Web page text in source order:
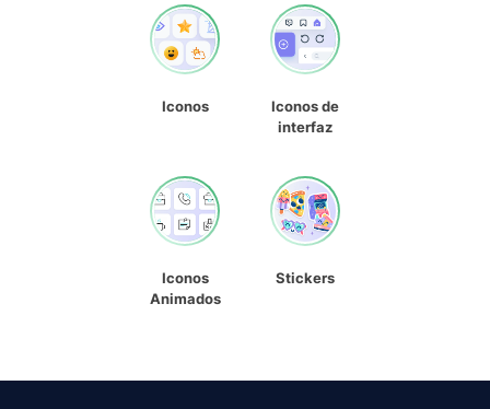
Iconos
Iconos de
interfaz
Iconos
Animados
Stickers